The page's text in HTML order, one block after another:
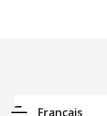
Français